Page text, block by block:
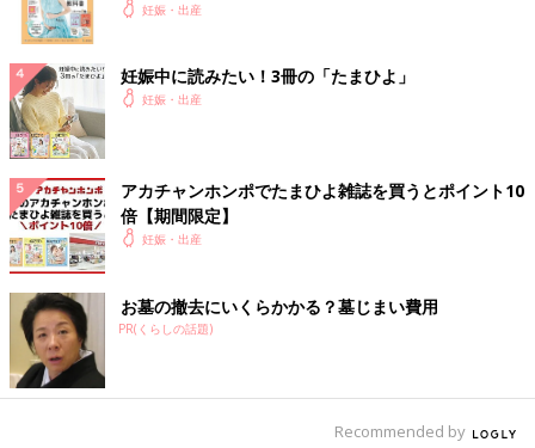
妊娠・出産
妊娠中に読みたい！3冊の「たまひよ」
妊娠・出産
アカチャンホンポでたまひよ雑誌を買うとポイント10
倍【期間限定】
妊娠・出産
お墓の撤去にいくらかかる？墓じまい費用
PR(くらしの話題)
Recommended by